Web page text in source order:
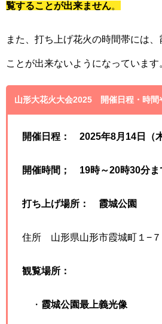
覧することが出来ません
また、打ち上げ花火の時間帯には
ことが出来ないようになっています
山形大花火大会2025 開催日程・時間
開催日程： 2025年8月14日（木
開催時間； 19時～20時30分ま
打ち上げ場所： 霞城公園
住所 山形県山形市霞城町１−７
観覧場所：
・ 霞城公園最上義光像